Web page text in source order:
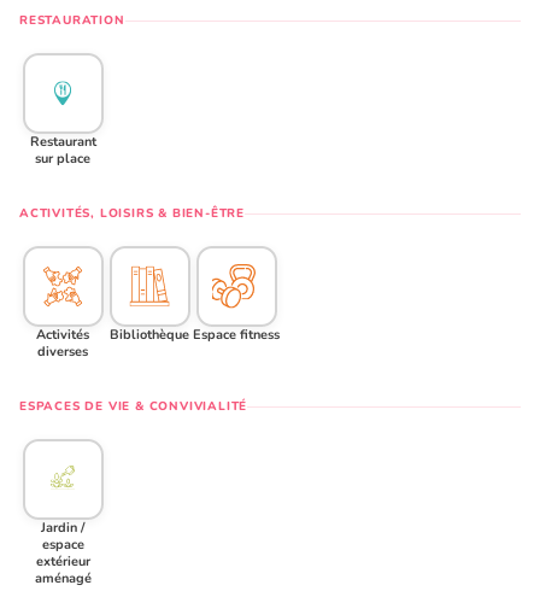
RESTAURATION
Restaurant
sur place
ACTIVITÉS, LOISIRS & BIEN-ÊTRE
Activités
diverses
Bibliothèque Espace fitness
ESPACES DE VIE & CONVIVIALITÉ
Jardin /
espace
extérieur
aménagé